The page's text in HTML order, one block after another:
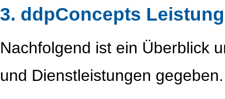
3. ddpConcepts
Nachfolgend ist ein Überblick
und Dienstleistungen gegeben.